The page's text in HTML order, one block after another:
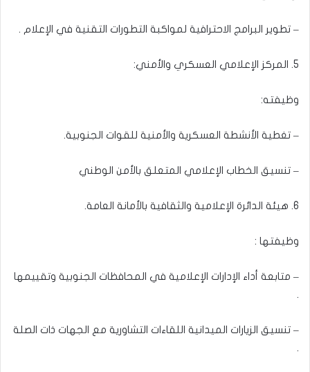
– تطوير البرامج الاحترافية لمواكبة التطورات التقنية في الإعلام .
5. المركز الإعلامي العسكري والأمني:
وظيفته:
– تغطية الأنشطة العسكرية والأمنية للقوات الجنوبية.
– تنسيق الخطاب الإعلامي المتعلق بالأمن الوطني
6. هيئة الدائرة الإعلامية والثقافية بالأمانة العامة.
وظيفتها :
– متابعة أداء الإدارات الإعلامية في المحافظات الجنوبية وتقييمها
.
– تنسيق الزيارات الميدانية اللقاءات التشاورية مع الجهات ذات الصلة
.